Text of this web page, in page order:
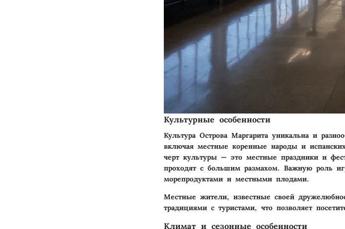
Культурные особенности
Культура Острова Маргарита уникальна и
включая местные коренные народы и
черт культуры — это местные праздники и
проходят с большим размахом. Важную роль
морепродуктами и местными плодами.
Местные жители, известные своей
традициями с туристами, что позволяет
Климат и сезонные особенности